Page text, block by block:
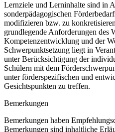
Lernziele und Lerninhalte sind in
sonderpädagogischen
modifizieren bzw. zu
grundlegende Anforderungen des
Kompetenzentwicklung und der
Schwerpunktsetzung liegt in
unter Berücksichtigung der
Schülern mit dem
unter förderspezifischen und
Gesichtspunkten zu treffen.
Bemerkungen
Bemerkungen haben
Bemerkungen sind inhaltliche